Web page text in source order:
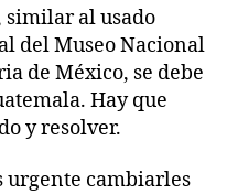
similar al usado
del Museo Nacional
de México, se debe
Hay que
y resolver.
urgente cambiarles